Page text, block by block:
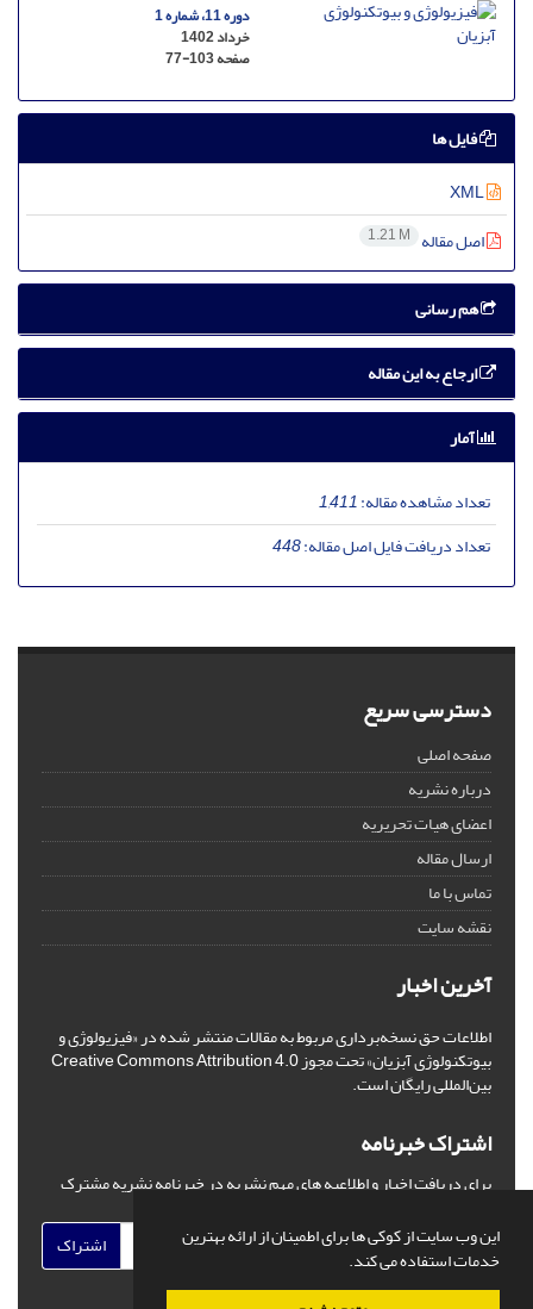
این وب سایت از کوکی ها برای اطمینان از ارائه بهترین
خدمات استفاده می کند.
دوره 11، شماره 1
خرداد 1402
صفحه77-103
فایل ها
اصل مقاله 1.21 M
هم رسانی
ارجاع به این مقاله
آمار
تعداد مشاهده مقاله:1,411
تعداد دریافت فایل اصل مقاله:448
دسترسی سریع
صفحه اصلی
درباره نشریه
اعضای هیات تحریریه
ارسال مقاله
تماس با ما
نقشه سایت
آخرین اخبار
اطلاعات حق نسخه‌برداری مربوط به مقالات منتشر شده در «فیزیولوژی و
بیوتکنولوژی آبزیان» تحت مجوز Creative Commons Attribution 4.0
بین‌المللی رایگان است.
اشتراک خبرنامه
برای دریافت اخبار و اطلاعیه های مهم نشریه در خبرنامه نشریه مشترک
اشتراک